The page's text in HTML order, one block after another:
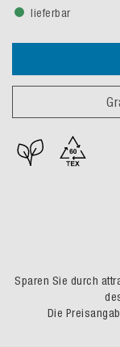
lieferbar
Sparen Sie durch
Die